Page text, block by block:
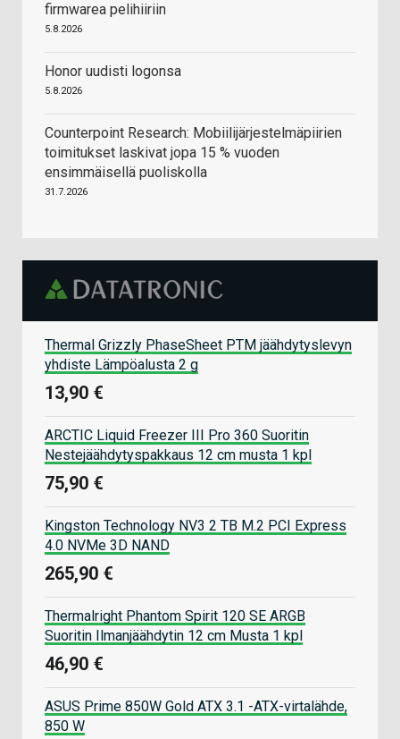
firmwarea pelihiiriin
5.8.2026
Honor uudisti logonsa
5.8.2026
Counterpoint Research: Mobiilijärjestelmäpiirien
toimitukset laskivat jopa 15 % vuoden
ensimmäisellä puoliskolla
31.7.2026
Thermal Grizzly PhaseSheet PTM jäähdytyslevyn
yhdiste Lämpöalusta 2 g
13,90 €
ARCTIC Liquid Freezer III Pro 360 Suoritin
Nestejäähdytyspakkaus 12 cm musta 1 kpl
75,90 €
Kingston Technology NV3 2 TB M.2 PCI Express
4.0 NVMe 3D NAND
265,90 €
Thermalright Phantom Spirit 120 SE ARGB
Suoritin Ilmanjäähdytin 12 cm Musta 1 kpl
46,90 €
ASUS Prime 850W Gold ATX 3.1 -ATX-virtalähde,
850 W